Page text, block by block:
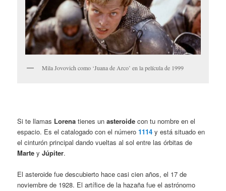
Mila Jovovich como ‘Juana de Arco’ en la película de 1999
Si te llamas Lorena tienes unasteroide con tu nombre en el
espacio. Es el catalogado con el número1114 y está situado en
el cinturón principal dando vueltas al sol entre las órbitas de
Marte yJúpiter.
El asteroide fue descubierto hace casi cien años, el 17 de
noviembre de 1928. El artífice de la hazaña fue el astrónomo